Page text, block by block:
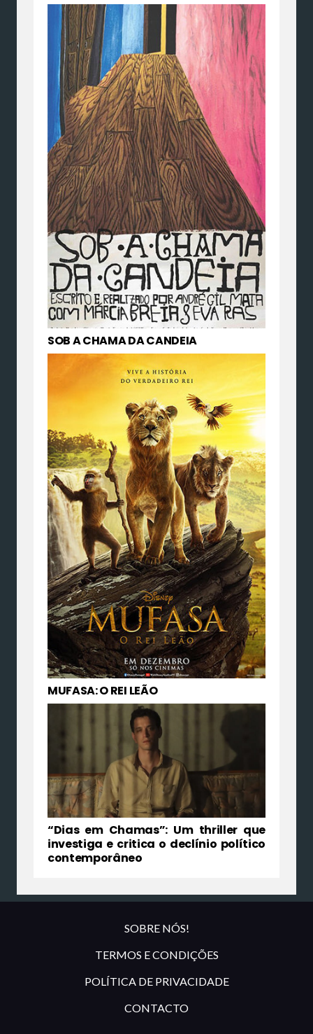
SOB A CHAMA DA CANDEIA
MUFASA: O REI LEÃO
“Dias em Chamas”: Um thriller que
investiga e critica o declínio político
contemporâneo
SOBRE NÓS!
TERMOS E CONDIÇÕES
POLÍTICA DE PRIVACIDADE
CONTACTO